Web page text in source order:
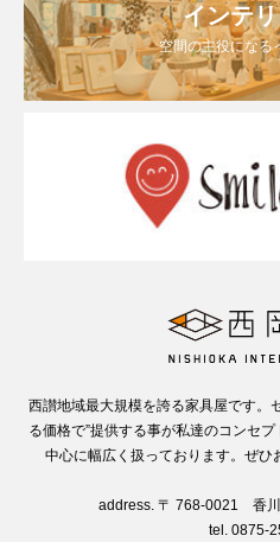
インテ
空間の主役になる
西讃地域最大規模を誇る家具屋です。
る価格で”提供する事が私達のコンセ
中心に幅広く扱っております。ぜひ
address. 〒 768-0021 香
tel. 0875-